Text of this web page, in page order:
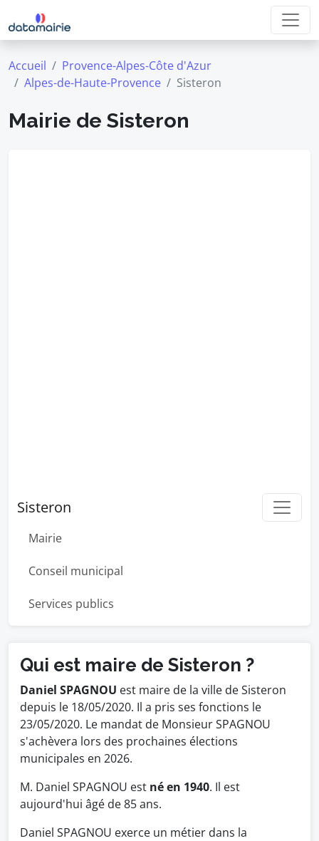
Accueil
Provence-Alpes-Côte d'Azur
Alpes-de-Haute-Provence
Sisteron
Mairie de Sisteron
Sisteron
Mairie
Conseil municipal
Services publics
Qui est maire de Sisteron ?
Daniel SPAGNOU est maire de la ville de Sisteron
depuis le 18/05/2020. Il a pris ses fonctions le
23/05/2020. Le mandat de Monsieur SPAGNOU
s'achèvera lors des prochaines élections
municipales en 2026.
M. Daniel SPAGNOU est né en 1940. Il est
aujourd'hui âgé de 85 ans.
Daniel SPAGNOU exerce un métier dans la